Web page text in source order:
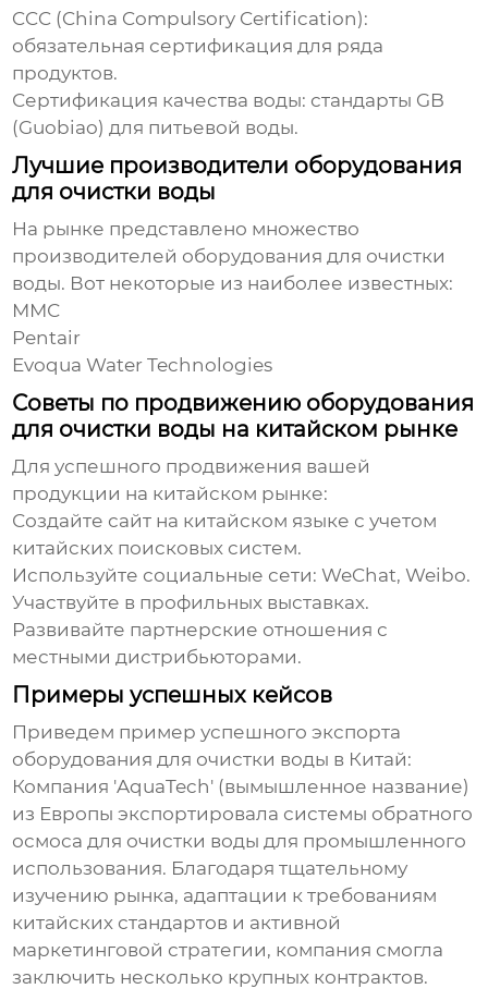
CCC (China Compulsory Certification):
обязательная сертификация для ряда
продуктов.
Сертификация качества воды: стандарты GB
(Guobiao) для питьевой воды.
Лучшие производители оборудования
для очистки воды
На рынке представлено множество
производителей оборудования для очистки
воды. Вот некоторые из наиболее известных:
ММС
Pentair
Evoqua Water Technologies
Советы по продвижению оборудования
для очистки воды на китайском рынке
Для успешного продвижения вашей
продукции на китайском рынке:
Создайте сайт на китайском языке с учетом
китайских поисковых систем.
Используйте социальные сети: WeChat, Weibo.
Участвуйте в профильных выставках.
Развивайте партнерские отношения с
местными дистрибьюторами.
Примеры успешных кейсов
Приведем пример успешного экспорта
оборудования для очистки воды в Китай:
Компания 'AquaTech' (вымышленное название)
из Европы экспортировала системы обратного
осмоса для очистки воды для промышленного
использования. Благодаря тщательному
изучению рынка, адаптации к требованиям
китайских стандартов и активной
маркетинговой стратегии, компания смогла
заключить несколько крупных контрактов.